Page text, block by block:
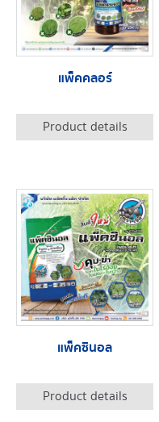
แพ็คคลอร์
Product details
แพ็คซินอล
Product details